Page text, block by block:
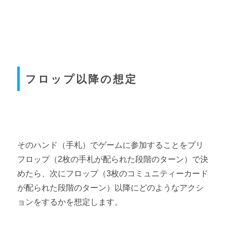
フロップ以降の想定
そのハンド（手札）でゲームに参加することをプリ
フロップ（2枚の手札が配られた段階のターン）で決
めたら、次にフロップ（3枚のコミュニティーカード
が配られた段階のターン）以降にどのようなアクシ
ョンをするかを想定します。